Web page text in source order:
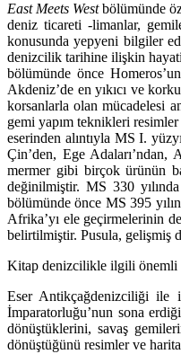
East Meets Westbölümünde
deniz tica­reti -limanlar,
konusunda yepyeni bilgiler
denizcilik tarihine ilişkin hayati
bölümünde önce
Akdeniz’de en yıkıcı ve
korsanlarla olan mücadelesi
gemi yapım teknikleri resimler
eserinden alıntıyla MS I.
Çin’den, Ege Adaları’ndan,
mermer gibi birçok ürünün
değinilmiştir. MS 330
bölümünde önce MS 395
Afrika’yı ele geçirmelerinin
be­lirtilmiştir. Pusula, gelişmiş
Kitap denizcilikle ilgili önemli
Eser Antikçağdenizciliği ile
İmparatorluğu’nun sona
dönüştüklerini, savaş
dönüştüğünü resimler ve